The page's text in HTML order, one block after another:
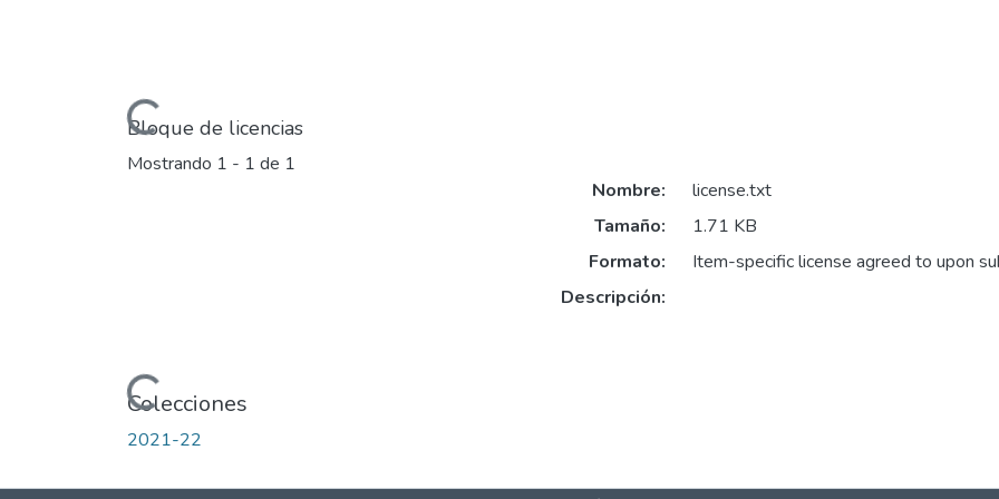
Cargando...Bloque de licencias
Mostrando 1 - 1 de 1
Cargando...
Nombre:
license.txt
Tamaño:
1.71 KB
Formato:
Item-specific license agreed to upon
Descripción:
Colecciones
2021-22